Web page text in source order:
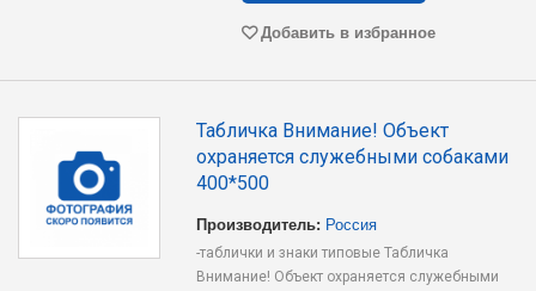
Добавить в избранное
Табличка Внимание! Объект
охраняется служебными собаками
400*500
Производитель: Россия
-таблички и знаки типовые Табличка
Внимание! Объект охраняется служебными